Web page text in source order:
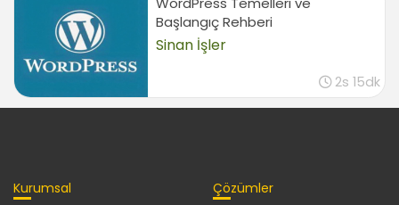
Sonuç
00:22
Başlangıç Rehberi
Sinan İşler
2s 15dk
Kurumsal Çözümler